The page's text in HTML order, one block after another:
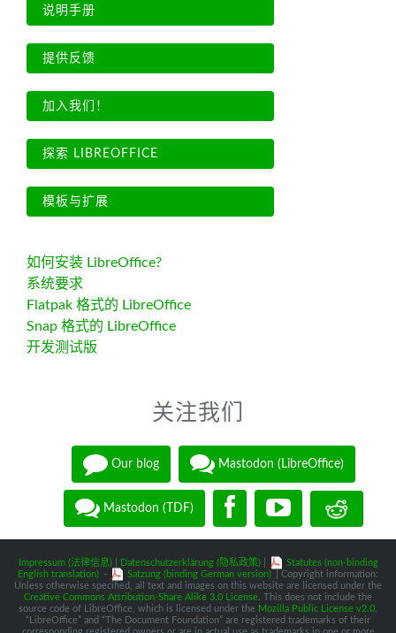
说明手册
提供反馈
加入我们！
探索 LIBREOFFICE
模板与扩展
如何安装 LibreOffice?
系统要求
Flatpak 格式的 LibreOffice
Snap 格式的 LibreOffice
开发测试版
关注我们
Our blog Mastodon (LibreOffice)
Mastodon (TDF)
Impressum (法律信息)| Datenschutzerklärung (隐私政策)|
Statutes (non-binding
English translation) - Satzung (binding German version)
| Copyright information:
Unless otherwise specified, all text and images on this website are licensed under the
Creative Commons Attribution-Share Alike 3.0 License . This does not include the
source code of LibreOffice, which is licensed under the Mozilla Public License v2.0
“LibreOffice” and “The Document Foundation” are registered trademarks of their